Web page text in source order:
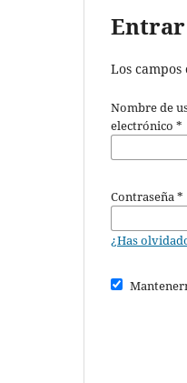
Entrar
Los
Nombre de
electrónico *
Contraseña*
¿Has